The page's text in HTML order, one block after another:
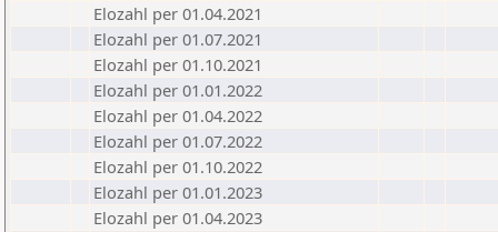
Elozahl per 01.04.2021
Elozahl per 01.07.2021
Elozahl per 01.10.2021
Elozahl per 01.01.2022
Elozahl per 01.04.2022
Elozahl per 01.07.2022
Elozahl per 01.10.2022
Elozahl per 01.01.2023
Elozahl per 01.04.2023